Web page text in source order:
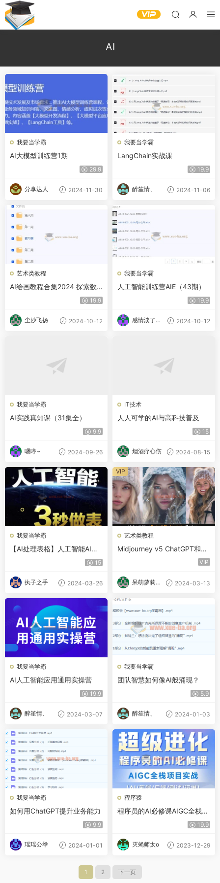
AI
我要当学霸
AI大模型训练营1期
29.9
分享达人 2024-11-30
我要当学霸
LangChain实战课
19.9
醉笙情、 2024-11-06
艺术类教程
AI绘画教程合集2024 探索数
19.9
尘沙飞扬 2024-10-12
我要当学霸
人工智能训练营AIE（43期）
19.9
感情淡了请
2024-10-12
我要当学霸
AI实践真知课（31集全）
9.9
嗯哼~ 2024-09-26
IT技术
人人可学的AI与高科技普及
15
烟酒疗心伤 2024-08-15
我要当学霸
【AI处理表格】人工智能AI处
15
执子之手 2024-03-26
艺术类教程
Midjourney v5 ChatGPT和Ba
rd AI人工智能人像摄影大师班
VIP
呆萌萝莉甜
2024-03-13
VIP
我要当学霸
AI人工智能应用通用实操营
19.9
醉笙情、 2024-03-07
我要当学霸
团队智慧如何像AI般涌现？
5.9
醉笙情、 2024-01-03
我要当学霸
如何用ChatGPT提升业务能力
9.9
瑶瑶公举 2024-01-01
程序猿
程序员的AI必修课AIGC全栈项
19.9
灭蝇师太o 2023-12-29
1 2 下一页